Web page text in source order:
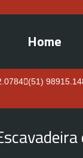
Home
(51)